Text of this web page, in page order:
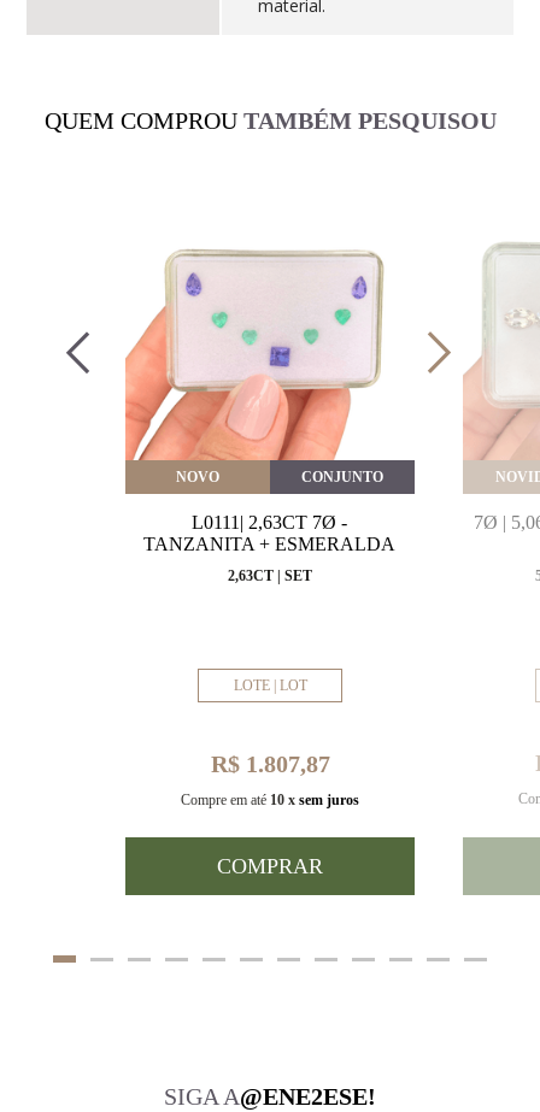
material.
QUEM COMPROU TAMBÉM PESQUISOU
NOVO CONJUNTO
L0111| 2,63CT 7Ø -
TANZANITA + ESMERALDA
2,63CT | SET
LOTE | LOT
R$ 1.807,87
Compre em até 10 x sem juros
COMPRAR
7Ø |
SIGA A@ENE2ESE!